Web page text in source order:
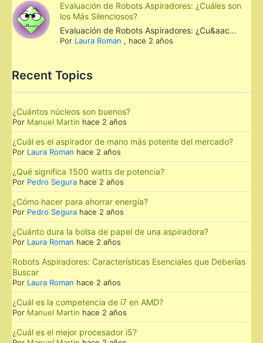
Evaluación de Robots Aspiradores: ¿Cuáles son
los Más Silenciosos?
Evaluación de Robots Aspiradores: ¿Cu&aac...
Por Laura Roman , hace 2 años
Recent Topics
¿Cuántos núcleos son buenos?
Por Manuel Martin hace 2 años
¿Cuál es el aspirador de mano más potente del mercado?
Por Laura Roman hace 2 años
¿Qué significa 1500 watts de potencia?
Por Pedro Segura hace 2 años
¿Cómo hacer para ahorrar energía?
Por Pedro Segura hace 2 años
¿Cuánto dura la bolsa de papel de una aspiradora?
Por Laura Roman hace 2 años
Robots Aspiradores: Características Esenciales que Deberías
Buscar
Por Laura Roman hace 2 años
¿Cuál es la competencia de i7 en AMD?
Por Manuel Martin hace 2 años
¿Cuál es el mejor procesador i5?